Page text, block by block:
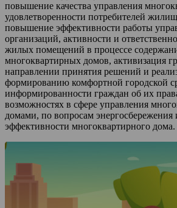
повышение качества управления
удовлетворенности потребителей
повышение эффективности работы
организаций, активности и
жилых помещений в процессе
многоквартирных домов, активизация
направлении принятия решений и
формированию комфортной городской
информированности граждан об их
возможностях в сфере управления
домами, по вопросам энергосбережения
эффективности многоквартирного дома.